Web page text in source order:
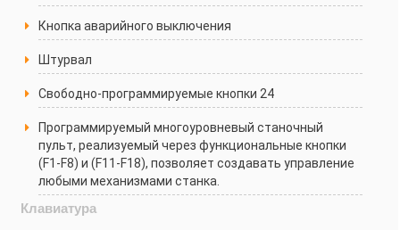
Кнопка аварийного выключения
Штурвал
Свободно-программируемые кнопки 24
Программируемый многоуровневый станочный
пульт, реализуемый через функциональные кнопки
(F1-F8) и (F11-F18), позволяет создавать управление
любыми механизмами станка.
Клавиатура